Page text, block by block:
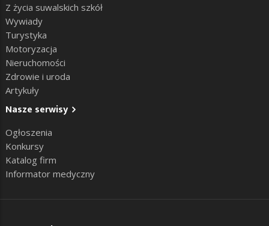
Z życia suwalskich szkół
Wywiady
Turystyka
Motoryzacja
Nieruchomości
Zdrowie i uroda
Artykuły
Nasze serwisy
Ogłoszenia
Konkursy
Katalog firm
Informator medyczny